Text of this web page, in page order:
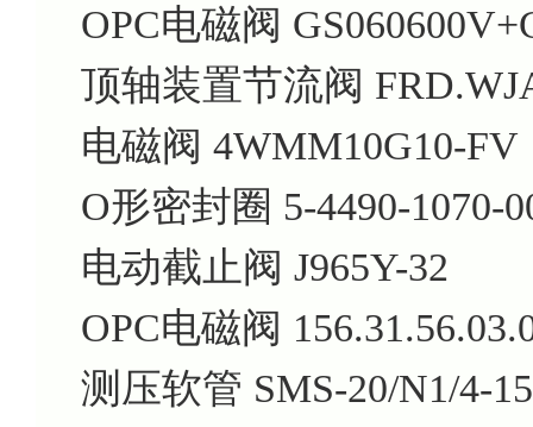
OPC电磁阀
顶轴装置节流阀
电磁阀 4WMM10G10-FV
O形密封圈 5-4490-1070-
电动截止阀 J965Y-32
OPC电磁阀
测压软管 SMS-20/N1/4-